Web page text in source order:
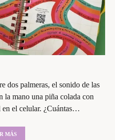
dos palmeras, el sonido de las
la mano una piña colada con
el celular. ¿Cuántas…
MÁS